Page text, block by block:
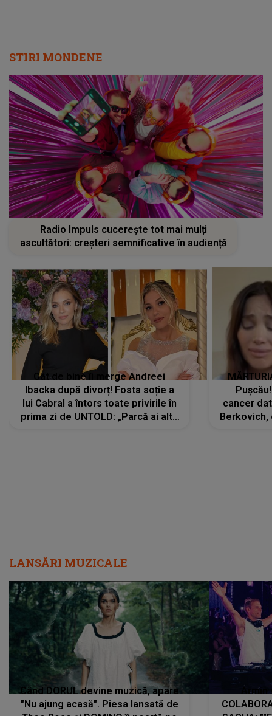
STIRI MONDENE
Radio Impuls cucerește tot mai mulți
ascultători: creșteri semnificative în audiență
Cât de bine îi merge Andreei
Ibacka după divorț! Fosta soție a
lui Cabral a întors toate privirile în
prima zi de UNTOLD: „Parcă ai altă
cancer
Berkovich,
LANSĂRI MUZICALE
Când DORUL devine muzică, apare
"Nu ajung acasă". Piesa lansată de